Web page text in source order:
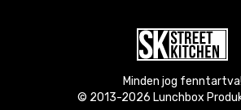
Minden jog fenntartva!
© 2013-2026 Lunchbox